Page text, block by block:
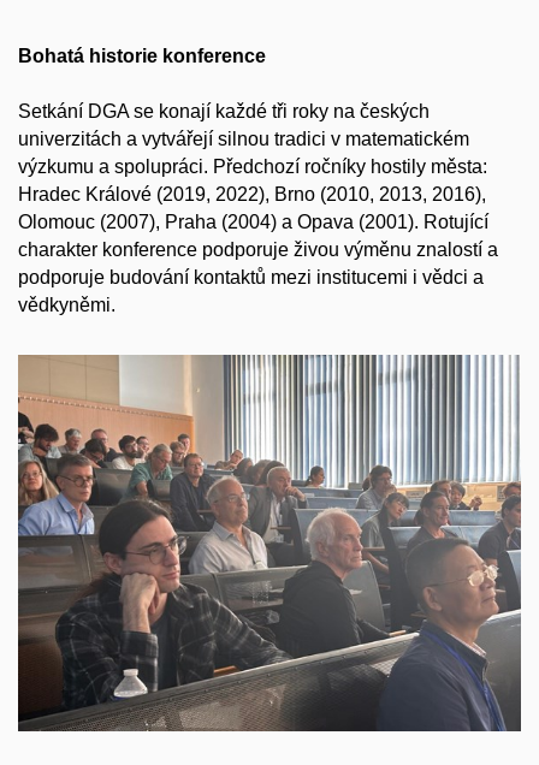
Bohatá historie konference
Setkání DGA se konají každé tři roky na českých
univerzitách a vytvářejí silnou tradici v matematickém
výzkumu a spolupráci. Předchozí ročníky hostily města:
Hradec Králové (2019, 2022), Brno (2010, 2013, 2016),
Olomouc (2007), Praha (2004) a Opava (2001). Rotující
charakter konference podporuje živou výměnu znalostí a
podporuje budování kontaktů mezi institucemi i vědci a
vědkyněmi.